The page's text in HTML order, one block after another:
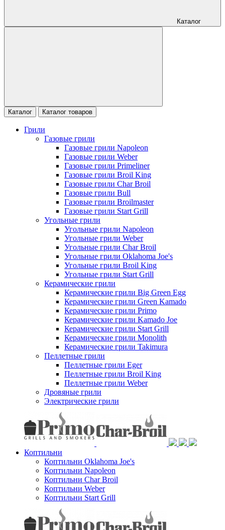
Каталог
Каталог Каталог товаров
Грили
Газовые грили
Газовые грили Napoleon
Газовые грили Weber
Газовые грили Primeliner
Газовые грили Broil King
Газовые грили Char Broil
Газовые грили Bull
Газовые грили Broilmaster
Газовые грили Start Grill
Угольные грили
Угольные грили Napoleon
Угольные грили Weber
Угольные грили Char Broil
Угольные грили Oklahoma Joe's
Угольные грили Broil King
Угольные грили Start Grill
Керамические грили
Керамические грили Big Green Egg
Керамические грили Green Kamado
Керамические грили Primo
Керамические грили Kamado Joe
Керамические грили Start Grill
Керамические грили Monolith
Керамические грили Takimura
Пеллетные грили
Пеллетные грили Eger
Пеллетные грили Broil King
Пеллетные грили Weber
Дровяные грили
Электрические грили
Коптильни
Коптильни Oklahoma Joe's
Коптильни Napoleon
Коптильни Char Broil
Коптильни Weber
Коптильни Start Grill